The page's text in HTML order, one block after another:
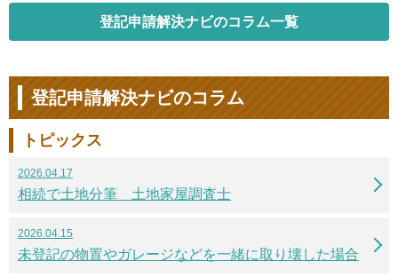
登記申請解決ナビのコラム一覧
登記申請解決ナビのコラム
トピックス
2026.04.17
相続で土地分筆 土地家屋調査士
2026.04.15
未登記の物置やガレージなどを一緒に取り壊した場合